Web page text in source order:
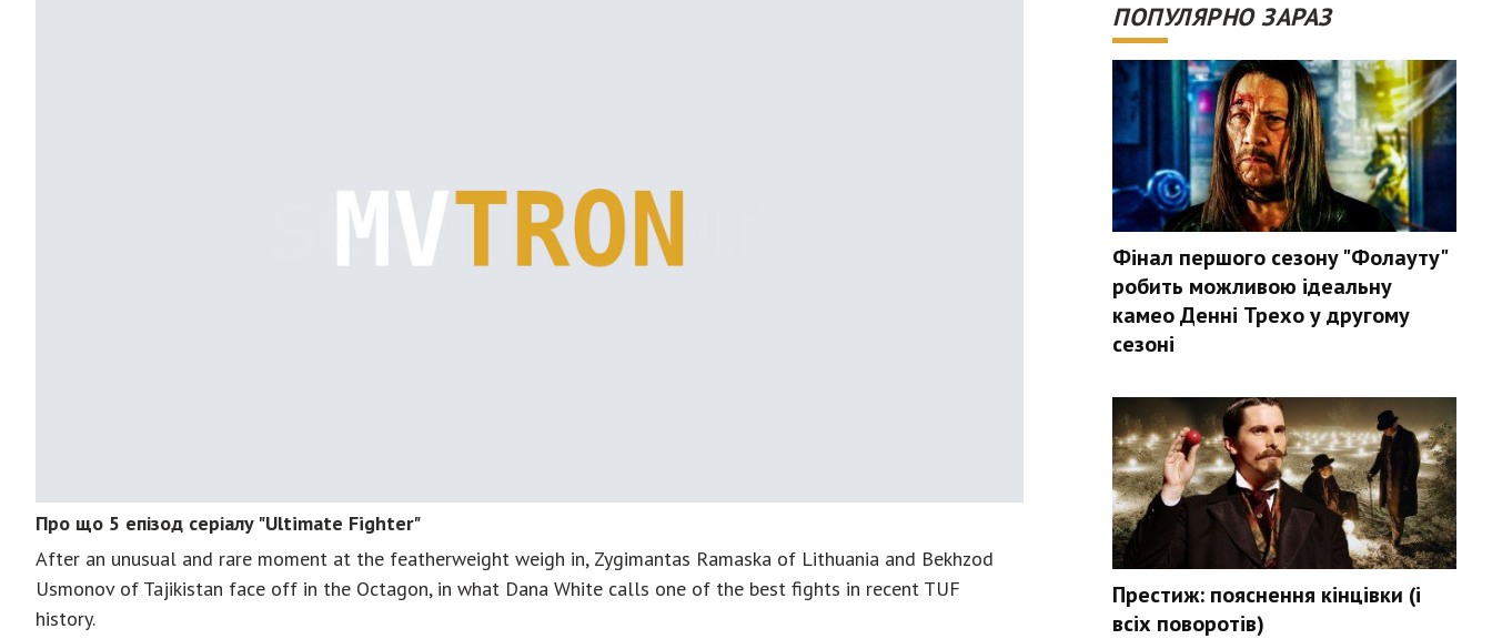
Про що 5 епізод серіалу "Ultimate Fighter"
After an unusual and rare moment at the featherweight weigh in, Zygimantas Ramaska of Lithuania and Bekhzod
Usmonov of Tajikistan face off in the Octagon, in what Dana White calls one of the best fights in recent TUF
history.
ПОПУЛЯРНО ЗАРАЗ
Фінал першого сезону "Фолауту"
робить можливою ідеальну
камео Денні Трехо у другому
сезоні
Престиж: пояснення кінцівки (і
всіх поворотів)